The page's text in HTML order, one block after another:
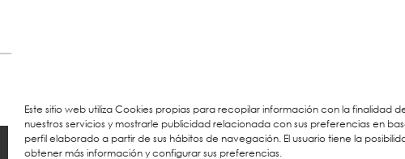
Este sitio web utiliza Cookies propias para recopilar información con la finalidad
nuestros servicios y mostrarle publicidad relacionada con sus preferencias en
perfil elaborado a partir de sus hábitos de navegación. El usuario tiene la
obtener más información y configurar sus preferencias.
© 2026 Colegio URKIDE Ikastetxea, School.Política de